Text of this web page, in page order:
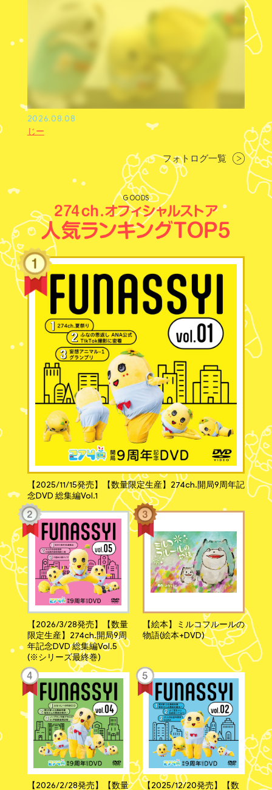
2026.08.08
じー
フォトログ一覧
GOODS
【2025/11/15発売】【数量限定生産】274ch.開局9周年記
念DVD 総集編Vol.1
【2026/3/28発売】【数量
限定生産】274ch.開局9周
年記念DVD 総集編Vol.5
(※シリーズ最終巻)
【絵本】ミルコフルールの
物語(絵本+DVD)
【2026/2/28発売】【数量
【2025/12/20発売】【数